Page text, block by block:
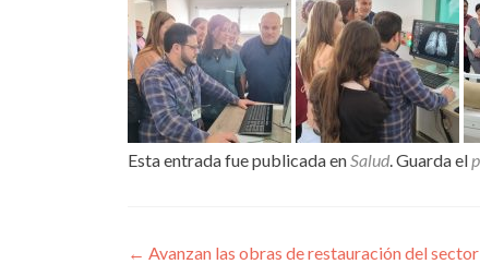
Esta entrada fue publicada enSalud. Guarda el
Navegación
← Avanzan las obras de restauración del